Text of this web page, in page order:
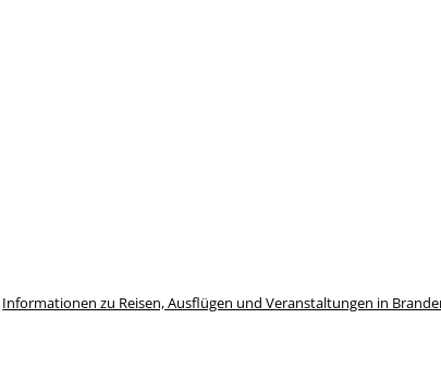
Informationen zu Reisen, Ausflügen und Veranstaltungen in